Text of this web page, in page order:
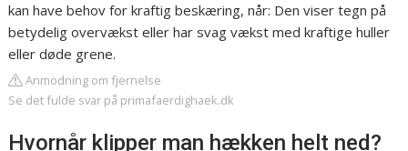
kan have behov for kraftig beskæring, når: Den viser tegn på
betydelig overvækst eller har svag vækst med kraftige huller
eller døde grene.
Anmodning om fjernelse
Se det fulde svar på primafaerdighaek.dk
Hvornår klipper man hækken helt ned?